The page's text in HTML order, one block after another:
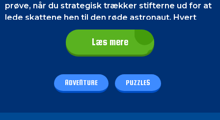
prøve, når du strategisk trækker stifterne ud for at
lede skattene hen til den røde astronaut. Hvert
niveau byder på en ny udfordring, og du vil bruge
timer i forsøget på at redde dagen.
På en smartphoneskal du bare trykke på den
Læs mere
ADVENTURE PUZZLES